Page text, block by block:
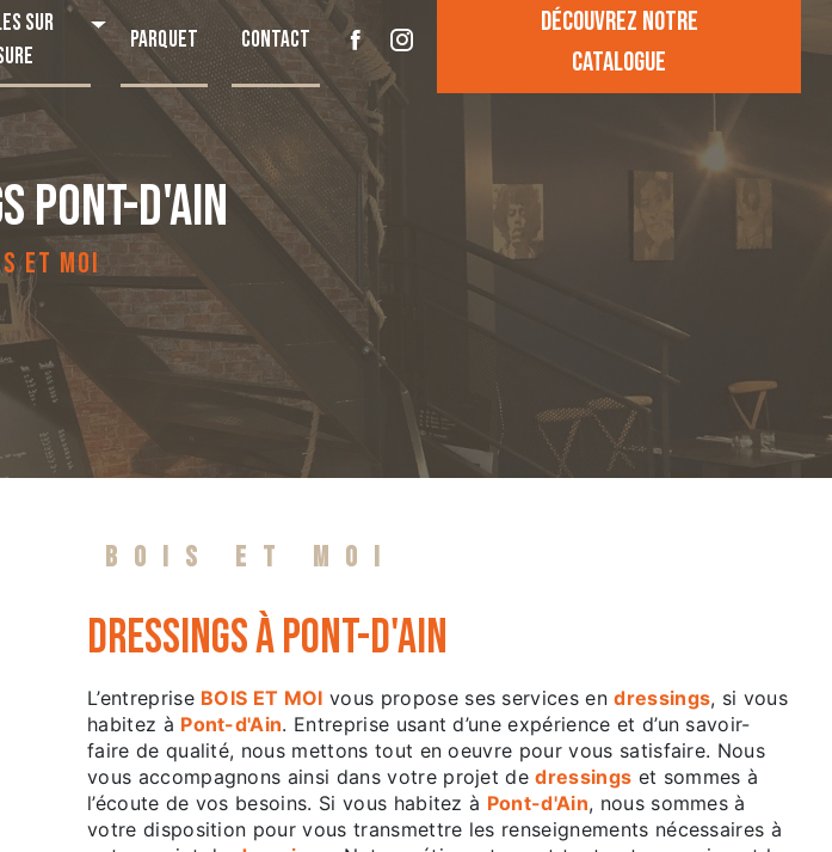
sur
Parquet Contact
Découvrez notre
catalogue
PONT-D'AIN
ET MOI
BOIS ET MOI
dressings à Pont-d'Ain
L’entreprise BOIS ET MOI vous propose ses services endressings, si vous
habitez à Pont-d'Ain. Entreprise usant d’une expérience et d’un savoir-
faire de qualité, nous mettons tout en oeuvre pour vous satisfaire. Nous
vous accompagnons ainsi dans votre projet dedressings et sommes à
l’écoute de vos besoins. Si vous habitez à Pont-d'Ain, nous sommes à
votre disposition pour vous transmettre les renseignements nécessaires à